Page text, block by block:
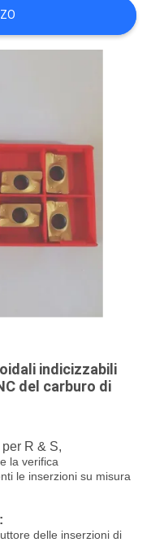
indicizzabili
del carburo di
R & S,
la verifica
le inserzioni su misura
delle inserzioni di